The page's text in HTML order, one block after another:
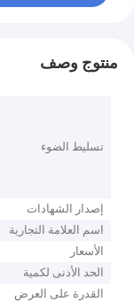
منتوج وصف
تسليط الضوء
إصدار الشهادات
اسم العلامة التجارية
الأسعار
الحد الأدنى لكمية
القدرة على العرض